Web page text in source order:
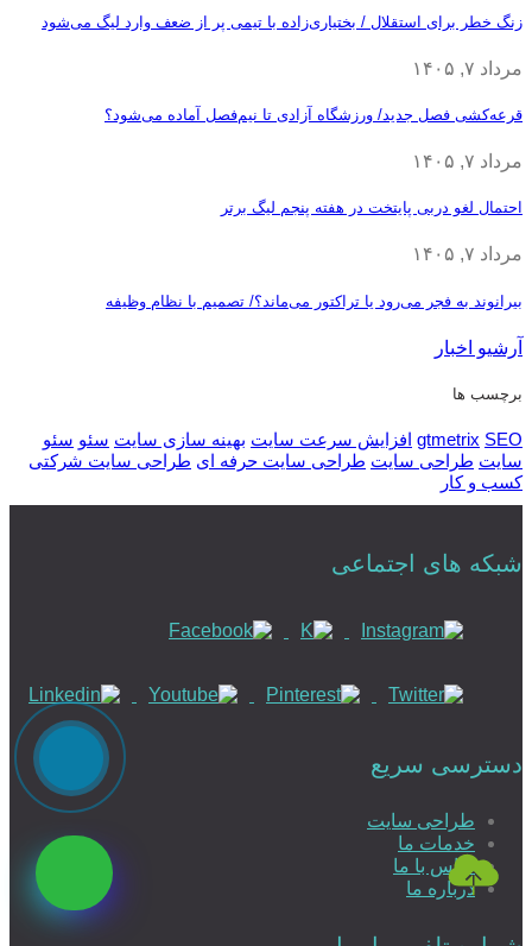
زنگ خطر برای استقلال / بختیاری‌زاده با تیمی پر از ضعف وارد لیگ می‌شود
مرداد ۷, ۱۴۰۵
قرعه‎‌کشی فصل جدید/ ورزشگاه آزادی تا نیم‌فصل آماده می‌شود؟
مرداد ۷, ۱۴۰۵
احتمال لغو دربی پایتخت در هفته پنجم لیگ برتر
مرداد ۷, ۱۴۰۵
بیرانوند به فجر می‌رود یا تراکتور می‌ماند؟/ تصمیم با نظام وظیفه
آرشیو اخبار
برچسب ها
gtmetrix SEO افزایش سرعت سایت بهینه سازی سایت سئو سئو
سایت طراحی سایت طراحی سایت حرفه ای طراحی سایت شرکتی
کسب و کار
شبکه های اجتماعی
دسترسی سریع
طراحی سایت
خدمات ما
تماس با ما
درباره ما